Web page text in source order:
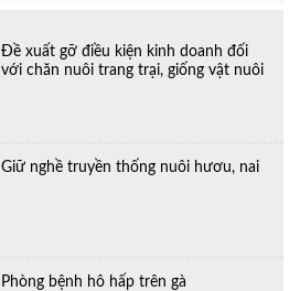
Đề xuất gỡ điều kiện kinh doanh đối
với chăn nuôi trang trại, giống vật nuôi
Giữ nghề truyền thống nuôi hươu, nai
Phòng bệnh hô hấp trên gà